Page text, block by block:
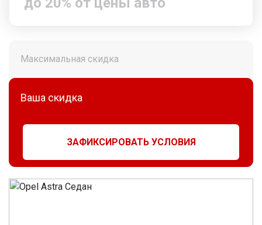
Максимальная скидка
Ваша скидка
ЗАФИКСИРОВАТЬ УСЛОВИЯ